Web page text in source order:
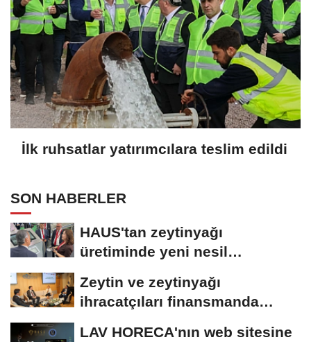
İlk ruhsatlar yatırımcılara teslim edildi
SON HABERLER
HAUS'tan zeytinyağı
üretiminde yeni nesil
Zeytin ve zeytinyağı
ihracatçıları finansmanda
LAV HORECA'nın web sitesine